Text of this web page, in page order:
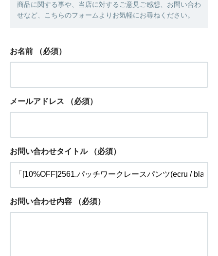
商品に関する事や、当店に対するご意見ご感想、お問い合わ
せなど、こちらのフォームよりお気軽にお尋ねください。
お名前 （必須）
メールアドレス （必須）
お問い合わせタイトル （必須）
お問い合わせ内容 （必須）